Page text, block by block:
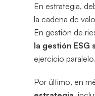
En estrategia,
la cadena de
En gestión de
la gestión ESG
ejercicio paralelo.
Por último, en